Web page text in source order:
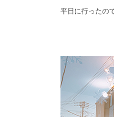
平日に行ったの